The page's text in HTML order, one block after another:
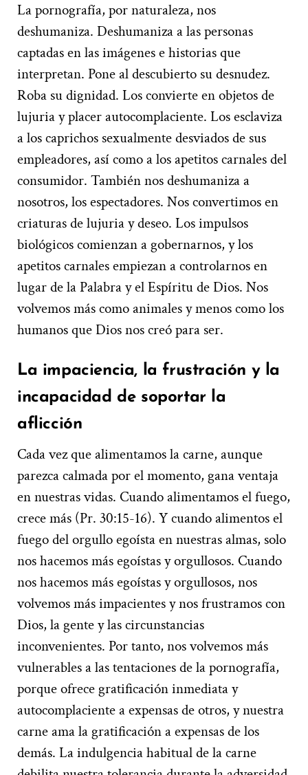
La pornografía, por naturaleza, nos
deshumaniza. Deshumaniza a las personas
captadas en las imágenes e historias que
interpretan. Pone al descubierto su desnudez.
Roba su dignidad. Los convierte en objetos de
lujuria y placer autocomplaciente. Los esclaviza
a los caprichos sexualmente desviados de sus
empleadores, así como a los apetitos carnales del
consumidor. También nos deshumaniza a
nosotros, los espectadores. Nos convertimos en
criaturas de lujuria y deseo. Los impulsos
biológicos comienzan a gobernarnos, y los
apetitos carnales empiezan a controlarnos en
lugar de la Palabra y el Espíritu de Dios. Nos
volvemos más como animales y menos como los
humanos que Dios nos creó para ser.
La impaciencia, la frustración y la
incapacidad de soportar la
aflicción
Cada vez que alimentamos la carne, aunque
parezca calmada por el momento, gana ventaja
en nuestras vidas. Cuando alimentamos el fuego,
crece más (Pr. 30:15-16). Y cuando alimentos el
fuego del orgullo egoísta en nuestras almas, solo
nos hacemos más egoístas y orgullosos. Cuando
nos hacemos más egoístas y orgullosos, nos
volvemos más impacientes y nos frustramos con
Dios, la gente y las circunstancias
inconvenientes. Por tanto, nos volvemos más
vulnerables a las tentaciones de la pornografía,
porque ofrece gratificación inmediata y
autocomplaciente a expensas de otros, y nuestra
carne ama la gratificación a expensas de los
demás. La indulgencia habitual de la carne